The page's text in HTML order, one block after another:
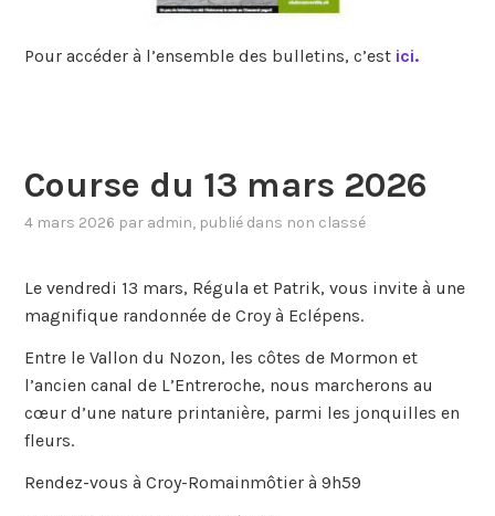
Pour accéder à l’ensemble des bulletins, c’est ici.
Course du 13 mars 2026
4 mars 2026 par admin, publié dans non classé
Le vendredi 13 mars, Régula et Patrik, vous invite à une
magnifique randonnée de Croy à Eclépens.
Entre le Vallon du Nozon, les côtes de Mormon et
l’ancien canal de L’Entreroche, nous marcherons au
cœur d’une nature printanière, parmi les jonquilles en
fleurs.
Rendez-vous à Croy-Romainmôtier à 9h59